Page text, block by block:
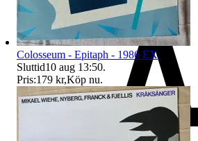
Colosseum - Epitaph - 1986 EX
Sluttid10 aug 13:50.
Pris:179 kr,Köp nu.